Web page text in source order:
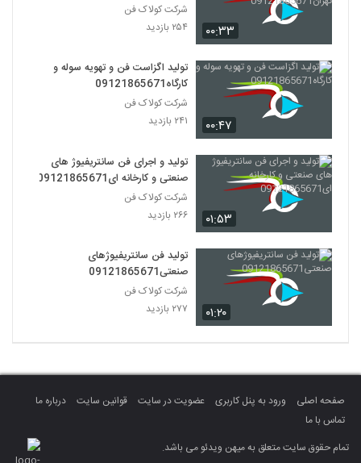
۰۰:۳۳
شرکت کولاک فن
۲۵۴ بازدید
۰۰:۴۷
تولید اگزاست فن و تهویه سوله و
کارگاه09121865671
شرکت کولاک فن
۲۴۱ بازدید
۰۱:۵۳
تولید و اجرای فن سانتریفیوژ های
صنعتی و کارخانه ای09121865671
شرکت کولاک فن
۲۶۶ بازدید
۰۱:۲۰
تولید فن سانتریفیوژهای
صنعتی09121865671
شرکت کولاک فن
۲۷۷ بازدید
صفحه اصلی ورود به پنل کاربری عضویت در سایت قوانین سایت
درباره ما
تماس با ما
تمام حقوق سایت متعلق به میهن ویدئو می باشد.